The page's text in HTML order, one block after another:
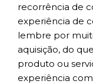
recorrência de
experiência de
lembre por
aquisição, do
produto ou
experiência